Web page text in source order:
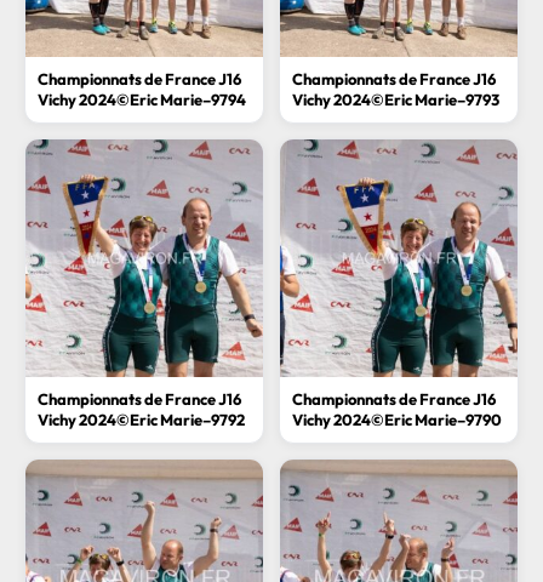
Championnats de France J16
Vichy 2024©Eric Marie–9794
Championnats de France J16
Vichy 2024©Eric Marie–9793
Championnats de France J16
Vichy 2024©Eric Marie–9792
Championnats de France J16
Vichy 2024©Eric Marie–9790